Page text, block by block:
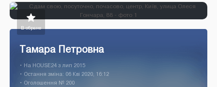
В обране
Тамара Петровна
• На HOUSE24 з лип 2015
• Остання зміна: 06 Кві 2020, 16:12
• Оголошення № 200